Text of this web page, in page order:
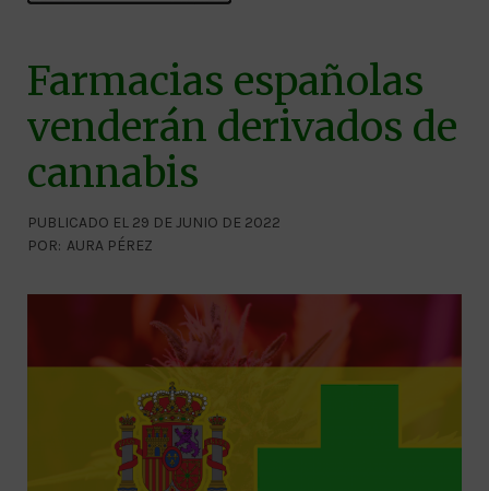
Farmacias españolas
venderán derivados de
cannabis
PUBLICADO EL 29 DE JUNIO DE 2022
POR: AURA PÉREZ